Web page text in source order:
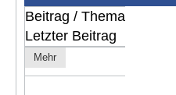
Beitrag / Thema
Letzter Beitrag
Mehr